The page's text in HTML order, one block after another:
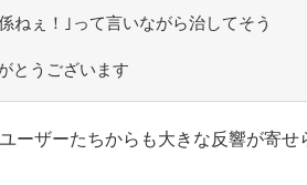
ねぇ！｣って言いながら治してそう
とうございます
ーザーたちからも大きな反響が寄せ